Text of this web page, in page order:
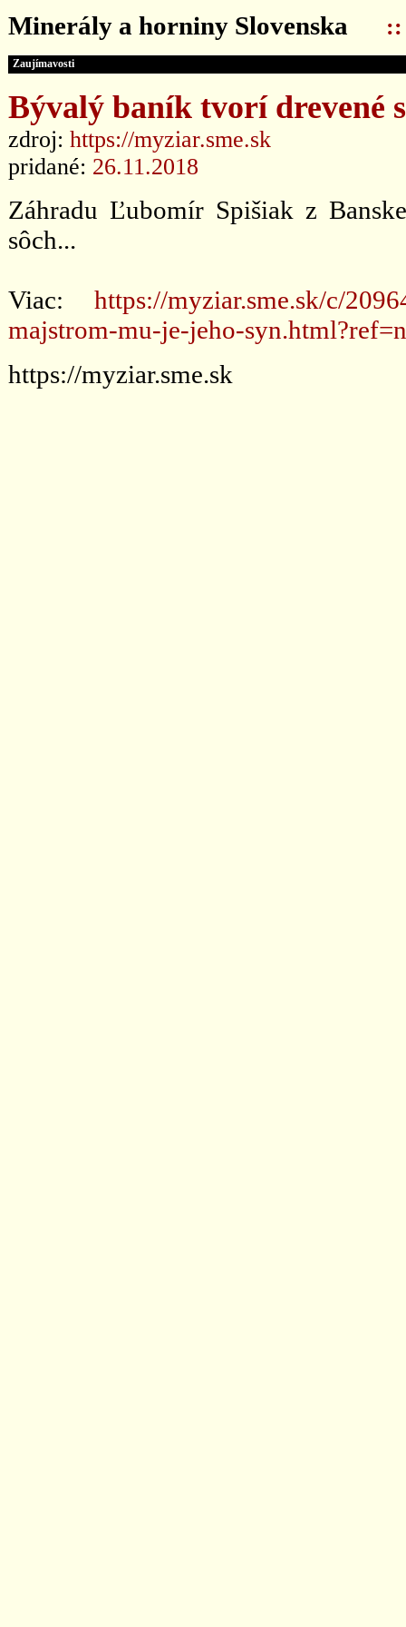
Minerály a horniny Slovenska ::
Zaujímavosti
Bývalý baník tvorí drevené
zdroj: https://myziar.sme.sk
pridané: 26.11.2018
Záhradu Ľubomír Spišiak z
sôch...
Viac: https://myziar.sme.sk/c/
majstrom-mu-je-jeho-
https://myziar.sme.sk